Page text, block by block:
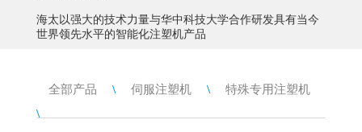
海太以强大的技术力量与华中科技大学合作研发具有当今
世界领先水平的智能化注塑机产品
全部产品 \ 伺服注塑机 \
特殊专用注塑机
\